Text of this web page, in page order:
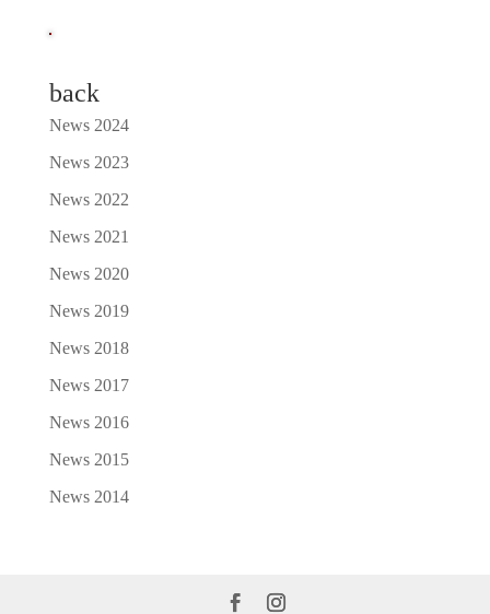
back
News 2024
News 2023
News 2022
News 2021
News 2020
News 2019
News 2018
News 2017
News 2016
News 2015
News 2014